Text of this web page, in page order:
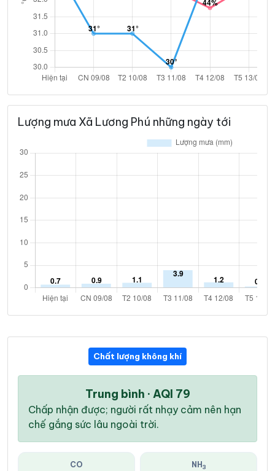
Lượng mưa Xã Lương Phú những ngày tới
Chất lượng không khí
Trung bình · AQI 79
Chấp nhận được; người rất nhạy cảm nên hạn
chế gắng sức lâu ngoài trời.
CO NH 3